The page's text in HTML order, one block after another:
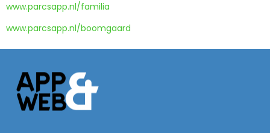
www.parcsapp.nl/familia
www.parcsapp.nl/boomgaard